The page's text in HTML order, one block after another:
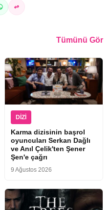
Tümünü Gör
DIZI
Karma dizisinin başrol
oyuncuları Serkan Dağlı
ve Anıl Çelik'ten Şener
Şen'e çağrı
9 Ağustos 2026